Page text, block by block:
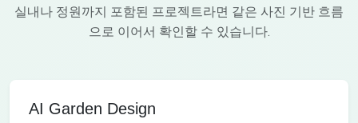
실내나 정원까지 포함된 프로젝트라면 같은 사진 기반 흐름
으로 이어서 확인할 수 있습니다.
AI Garden Design